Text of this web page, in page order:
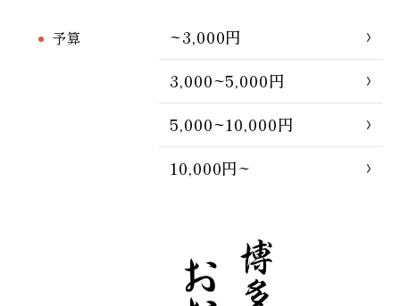
予算
~3,000円
3,000~5,000円
5,000~10,000円
10,000円~